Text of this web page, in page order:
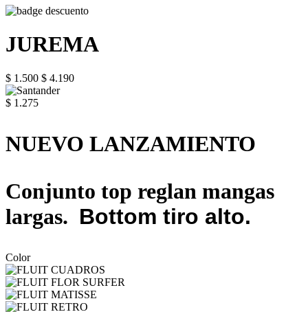
JUREMA
$ 1.500 $ 4.190
$ 1.275
NUEVO LANZAMIENTO
Conjunto top reglan mangas
largas. Bottom tiro alto.
Color